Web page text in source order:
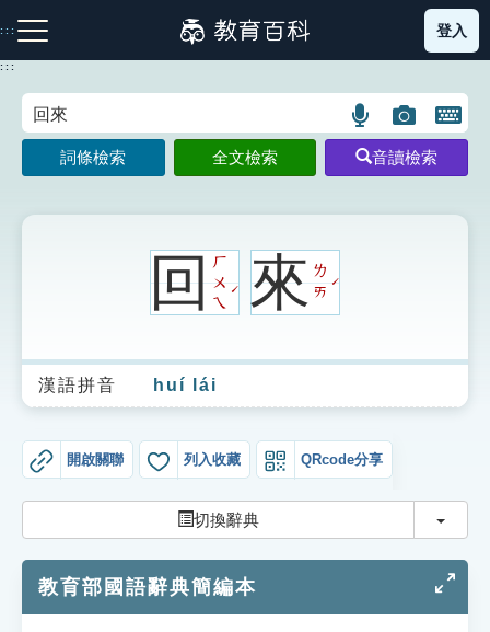
到
主
:::
注音索引圖示 筆畫索引圖示 部首索引表圖示
生字詞彙表
成語故事
索引選單
單字索引
登入
:::
語
言
搜
圖
片
搜
開
鍵
圖
詞條檢索 全文檢索 音讀檢索
回ㄏ
ㄨ
ㄟ
ˊ 來ㄌ
ㄞ
ˊ
漢語拼音 huí lái
開啟關聯 列入收藏 QRcode分享
切換辭典 切換
教育部國語辭典簡編本